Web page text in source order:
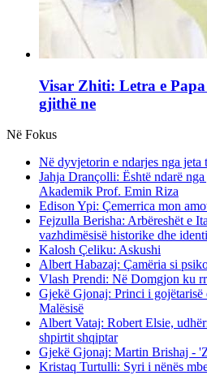
Visar Zhiti: Letra e Papa
gjithë ne
Në Fokus
Në dyvjetorin e ndarjes nga jeta
Jahja Drançolli: Është ndarë
Akademik Prof. Emin Riza
Edison Ypi: Çemerrica mon
Fejzulla Berisha: Arbëreshët e
vazhdimësisë historike dhe
Kalosh Çeliku: Askushi
Albert Habazaj: Çamëria si
Vlash Prendi: Në Domgjon ku
Gjekë Gjonaj: Princi i gojëtarisë
Malësisë
Albert Vataj: Robert Elsie,
shpirtit shqiptar
Gjekë Gjonaj: Martin Brishaj -
Kristaq Turtulli: Syri i nënës